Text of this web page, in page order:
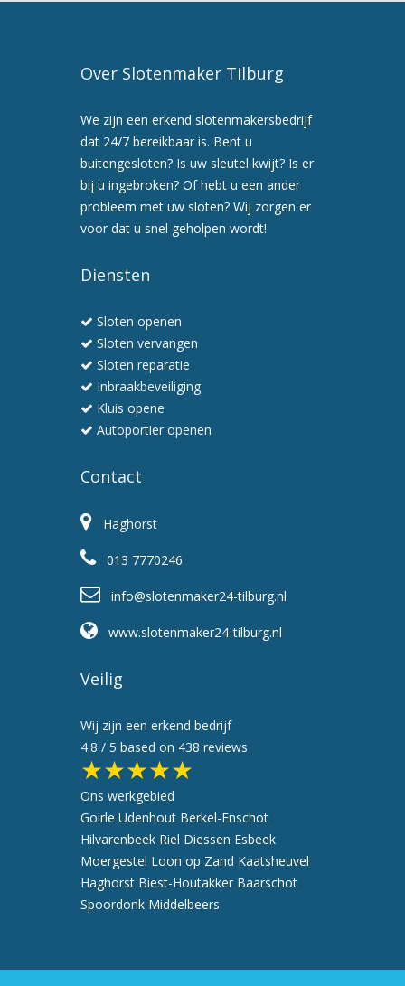
Slotenmaker
afspraak
preventiebezoek
professioneel
Over Slotenmaker Tilburg
We zijn een erkend slotenmakersbedrijf
dat 24/7 bereikbaar is. Bent u
buitengesloten? Is uw sleutel kwijt? Is er
bij u ingebroken? Of hebt u een ander
probleem met uw sloten? Wij zorgen er
voor dat u snel geholpen wordt!
Diensten
Sloten openen
Sloten vervangen
Sloten reparatie
Inbraakbeveiliging
Kluis opene
Autoportier openen
Contact
Haghorst
013 7770246
info@slotenmaker24-tilburg.nl
www.slotenmaker24-tilburg.nl
Veilig
Wij zijn een erkend bedrijf
4.8 / 5 based on 438 reviews
★★★★★
Ons werkgebied
Goirle Udenhout Berkel-Enschot
Hilvarenbeek Riel Diessen Esbeek
Moergestel Loon op Zand Kaatsheuvel
Haghorst Biest-Houtakker Baarschot
Spoordonk Middelbeers